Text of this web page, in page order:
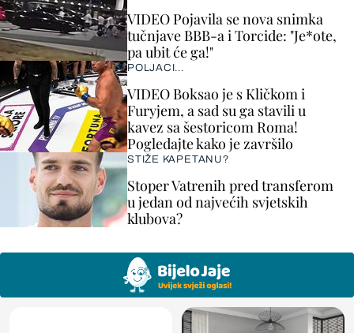
VIDEO Pojavila se nova snimka
tučnjave BBB-a i Torcide: "Je*ote,
pa ubit će ga!"
POLJACI...
VIDEO Boksao je s Kličkom i
Furyjem, a sad su ga stavili u
kavez sa šestoricom Roma!
Pogledajte kako je završilo
STIŽE KAPETANU?
Stoper Vatrenih pred transferom
u jedan od najvećih svjetskih
klubova?